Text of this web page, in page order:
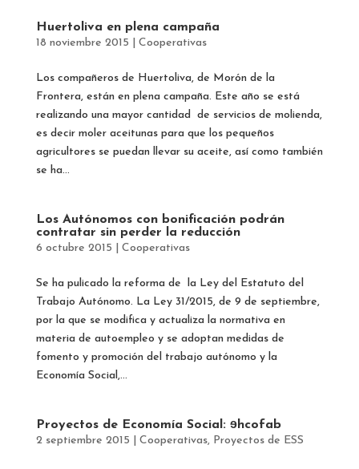
Huertoliva en plena campaña
18 noviembre 2015 Cooperativas
Los compañeros de Huertoliva, de Morón de la
Frontera, están en plena campaña. Este año se está
realizando una mayor cantidad de servicios de molienda,
es decir moler aceitunas para que los pequeños
agricultores se puedan llevar su aceite, así como también
se ha...
Los Autónomos con bonificación podrán
contratar sin perder la reducción
6 octubre 2015 Cooperativas
Se ha pulicado la reforma de la Ley del Estatuto del
Trabajo Autónomo. La Ley 31/2015, de 9 de septiembre,
por la que se modifica y actualiza la normativa en
materia de autoempleo y se adoptan medidas de
fomento y promoción del trabajo autónomo y la
Economía Social,...
Proyectos de Economía Social: ɘhcofab
2 septiembre 2015 Cooperativas, Proyectos de ESS